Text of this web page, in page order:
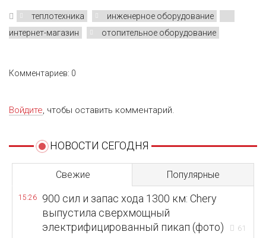
теплотехника
инженерное оборудование
интернет-магазин
отопительное оборудование
Комментариев: 0
Войдите, чтобы оставить комментарий.
НОВОСТИ СЕГОДНЯ
Свежие Популярные
15:26
900 сил и запас хода 1300 км: Chery
выпустила сверхмощный
электрифицированный пикап (фото)
61